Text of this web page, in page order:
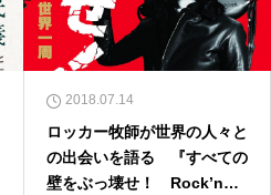
2018.07.14
ロッカー牧師が世界の人々と
の出会いを語る 『すべての
壁をぶっ壊せ！ Rock’n牧